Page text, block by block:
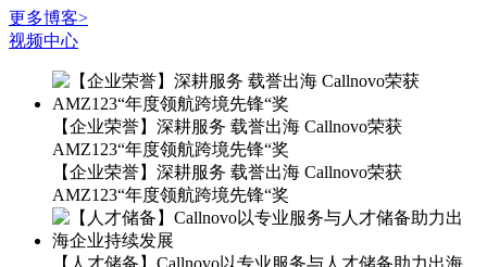
更多博客>
视频中心
【企业荣誉】深耕服务 载誉出海 Callnovo荣获
AMZ123“年度领航跨境先锋“奖
【企业荣誉】深耕服务 载誉出海 Callnovo荣获
AMZ123“年度领航跨境先锋“奖
【人才储备】Callnovo以专业服务与人才储备助力出海